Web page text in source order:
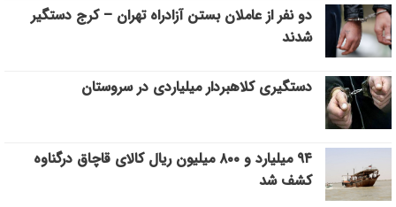
دو نفر از عاملان بستن آزادراه تهران – کرج دستگیر
شدند
دستگيري كلاهبردار ميلياردي در سروستان
۹۴ میلیارد و ۸۰۰ میلیون ریال کالای قاچاق درگناوه
کشف شد